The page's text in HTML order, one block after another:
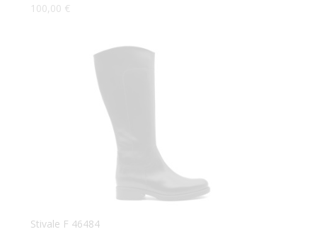
100,00 €
Stivale F 46484